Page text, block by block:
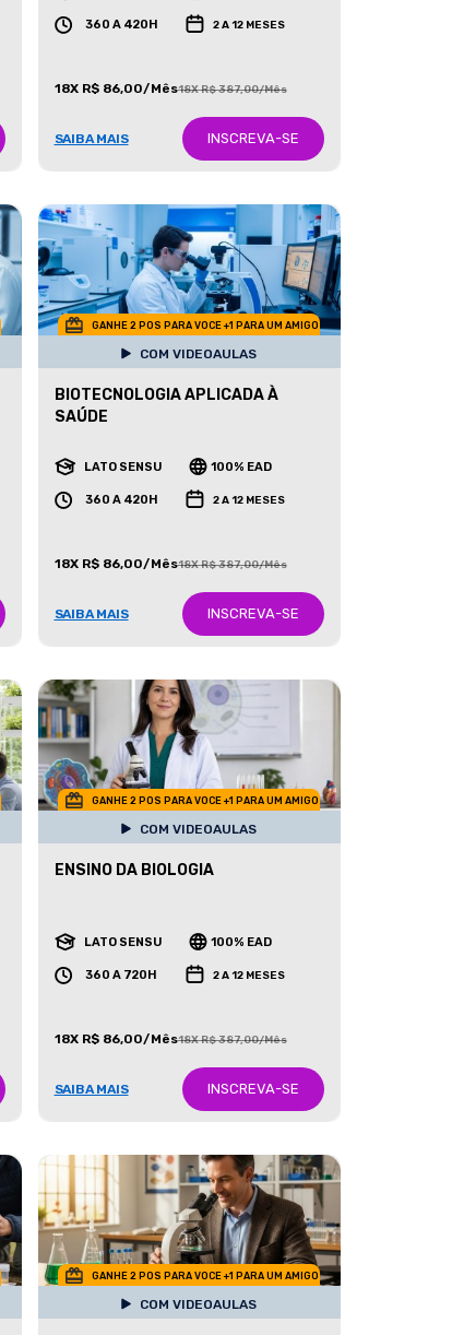
360 A 420H 2 A 12 MESES
18X R$ 86,00/Mês18X R$ 387,00/Mês
SAIBA MAIS INSCREVA-SE
GANHE 2 POS PARA VOCE +1 PARA UM AMIGO
COM VIDEOAULAS
BIOTECNOLOGIA APLICADA À
SAÚDE
LATO SENSU 100% EAD
360 A 420H 2 A 12 MESES
18X R$ 86,00/Mês18X R$ 387,00/Mês
SAIBA MAIS INSCREVA-SE
GANHE 2 POS PARA VOCE +1 PARA UM AMIGO
COM VIDEOAULAS
ENSINO DA BIOLOGIA
LATO SENSU 100% EAD
360 A 720H 2 A 12 MESES
18X R$ 86,00/Mês18X R$ 387,00/Mês
SAIBA MAIS INSCREVA-SE
GANHE 2 POS PARA VOCE +1 PARA UM AMIGO
COM VIDEOAULAS